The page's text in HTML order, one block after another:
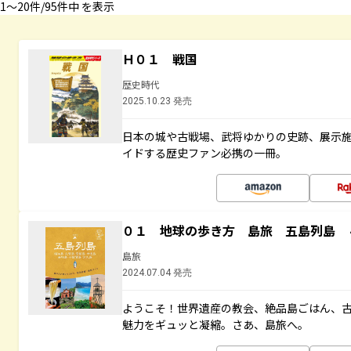
1〜20件/95件中 を表示
Ｈ０１ 戦国
歴史時代
2025.10.23 発売
日本の城や古戦場、武将ゆかりの史跡、展示
イドする歴史ファン必携の一冊。
０１ 地球の歩き方 島旅 五島列島
島旅
2024.07.04 発売
ようこそ！世界遺産の教会、絶品島ごはん、
魅力をギュッと凝縮。さあ、島旅へ。